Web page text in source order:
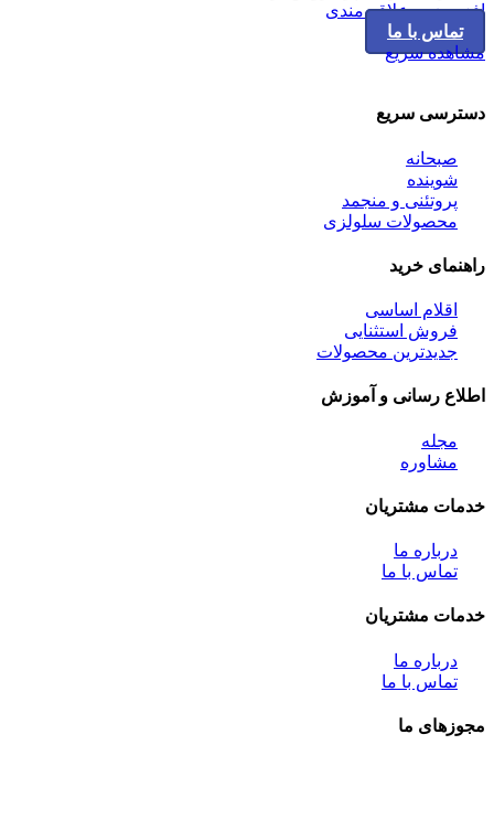
افزودن به علاقه مندی
تماس با ما
مشاهده سریع
دسترسی سریع
صبحانه
شوینده
پروتئنی و منجمد
محصولات سلولزی
راهنمای خرید
اقلام اساسی
فروش استثنایی
جدیدترین محصولات
اطلاع رسانی و آموزش
مجله
مشاوره
خدمات مشتریان
درباره ما
تماس با ما
خدمات مشتریان
درباره ما
تماس با ما
مجوزهای ما